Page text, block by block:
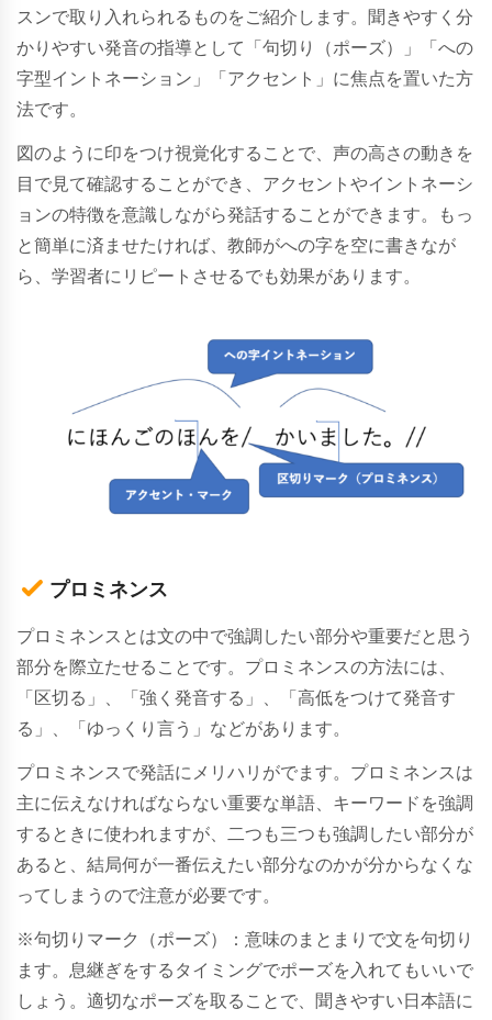
スンで取り入れられるものをご紹介します。聞きやすく分
かりやすい発音の指導として「句切り（ポーズ）」「への
字型イントネーション」「アクセント」に焦点を置いた方
法です。
図のように印をつけ視覚化することで、声の高さの動きを
目で見て確認することができ、アクセントやイントネーシ
ョンの特徴を意識しながら発話することができます。もっ
と簡単に済ませたければ、教師がへの字を空に書きなが
ら、学習者にリピートさせるでも効果があります。
プロミネンス
プロミネンスとは文の中で強調したい部分や重要だと思う
部分を際立たせること です。プロミネンスの方法には、
「区切る」、「 強く発音する」、「高低をつけて発音す
る」、「ゆっくり言う」 などがあります。
プロミネンスで発話にメリハリがでます。プロミネンスは
主に伝えなければならない重要な単語、キーワードを強調
するときに使われますが、二つも三つも強調したい部分が
あると、結局何が一番伝えたい部分なのかが分からなくな
ってしまうので注意が必要です。
※句切りマーク（ポーズ）：意味のまとまりで文を句切り
ます。息継ぎをするタイミングでポーズを入れてもいいで
しょう。適切なポーズを取ることで、聞きやすい日本語に